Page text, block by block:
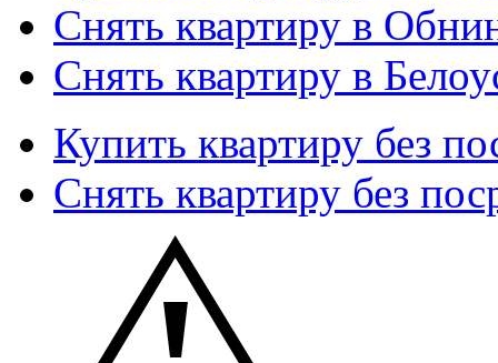
Снять квартиру в
Снять квартиру в
Купить квартиру без
Снять квартиру без